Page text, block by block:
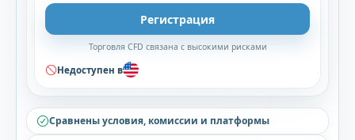
Регистрация
Торговля CFD связана с высокими рисками
Недоступен в
Сравнены условия, комиссии и платформы